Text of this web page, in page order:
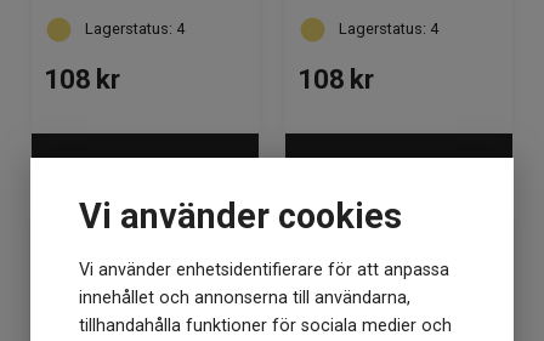
Vi använder cookies
Vi använder enhetsidentifierare för att anpassa
innehållet och annonserna till användarna,
tillhandahålla funktioner för sociala medier och
Lagerstatus: 4
108 kr
Lagerstatus: 4
108 kr